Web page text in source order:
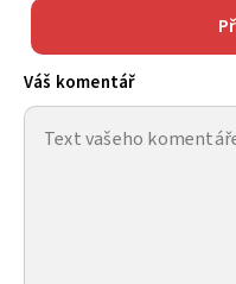
Váš komentář